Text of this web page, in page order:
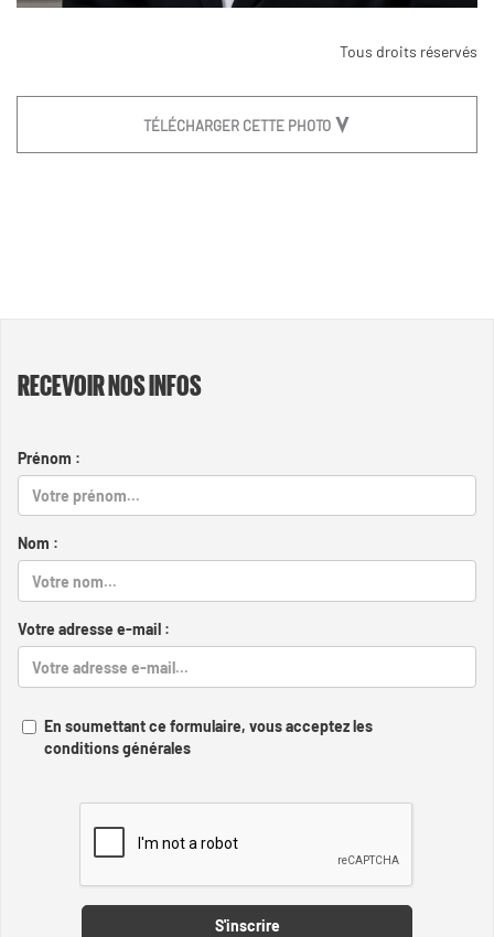
Tous droits réservés
TÉLÉCHARGER CETTE PHOTO
RECEVOIR NOS INFOS
Prénom :
Nom :
Votre adresse e-mail :
En soumettant ce formulaire, vous acceptez les
conditions générales
S'inscrire